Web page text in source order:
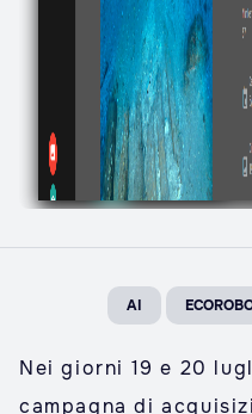
AI
Nei giorni 19 e 20
campagna di